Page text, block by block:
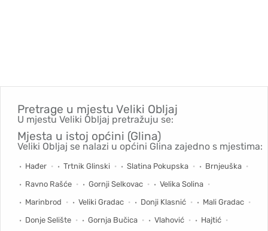
Pretrage u mjestu Veliki Obljaj
U mjestu Veliki Obljaj pretražuju se:
Mjesta u istoj općini (Glina)
Veliki Obljaj se nalazi u općini Glina zajedno s mjestima:
Hađer Trtnik Glinski Slatina Pokupska
Brnjeuška
Ravno Rašće
Gornji Selkovac
Velika Solina
Marinbrod
Veliki Gradac Donji Klasnić
Mali Gradac
Donje Selište
Gornja Bučica Vlahović
Hajtić